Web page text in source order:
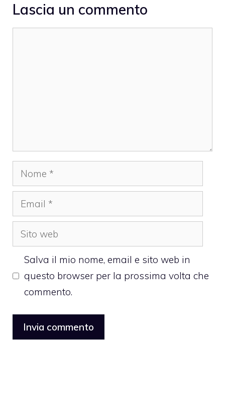
Lascia un commento
Nome
Email
Sito
web
Salva il mio nome, email e sito web in
questo browser per la prossima volta che
commento.